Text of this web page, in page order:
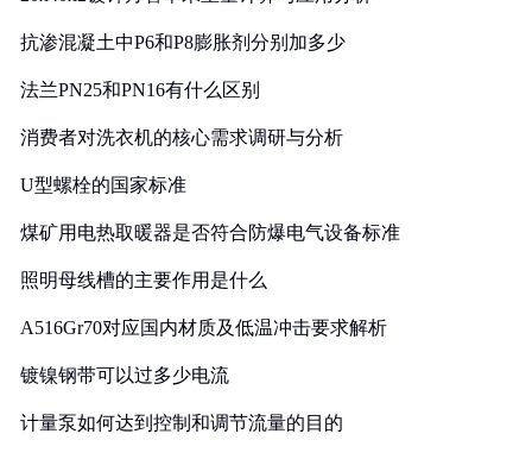
抗渗混凝土中P6和P8膨胀剂分别加多少
法兰PN25和PN16有什么区别
消费者对洗衣机的核心需求调研与分析
U型螺栓的国家标准
煤矿用电热取暖器是否符合防爆电气设备标准
照明母线槽的主要作用是什么
A516Gr70对应国内材质及低温冲击要求解析
镀镍钢带可以过多少电流
计量泵如何达到控制和调节流量的目的